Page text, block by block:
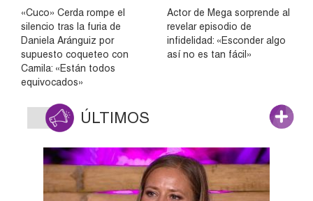
«Cuco» Cerda rompe el
silencio tras la furia de
Daniela Aránguiz por
supuesto coqueteo con
Camila: «Están todos
equivocados»
Actor de Mega sorprende al
revelar episodio de
infidelidad: «Esconder algo
así no es tan fácil»
ÚLTIMOS